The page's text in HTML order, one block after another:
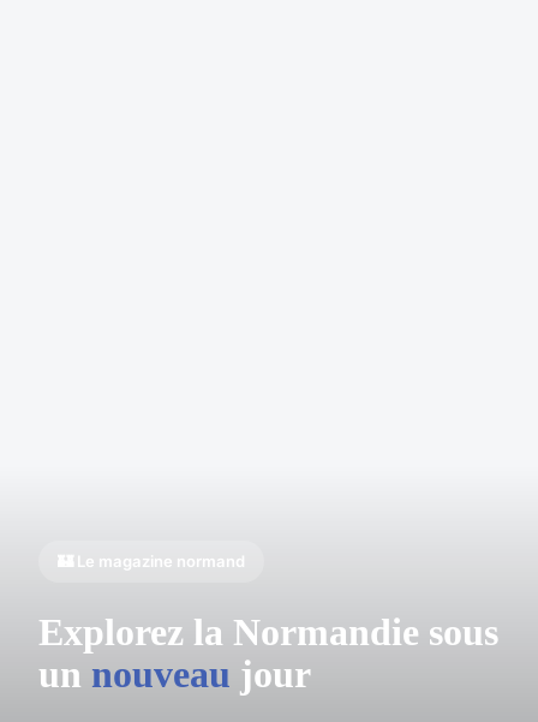
🏰 Le magazine normand
Explorez la Normandie sous
un nouveau jour